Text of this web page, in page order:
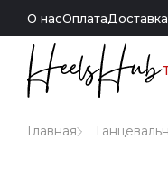
О насОплатаДоставка
Главная